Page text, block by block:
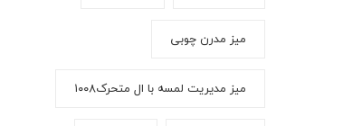
میز مدرن چوبی
میز مدیریت لمسه با ال متحرک۱۰۰۸